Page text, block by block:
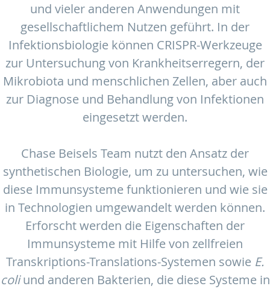
und vieler anderen Anwendungen mit
gesellschaftlichem Nutzen geführt. In der
Infektionsbiologie können CRISPR-Werkzeuge
zur Untersuchung von Krankheitserregern, der
Mikrobiota und menschlichen Zellen, aber auch
zur Diagnose und Behandlung von Infektionen
eingesetzt werden.
Chase Beisels Team nutzt den Ansatz der
synthetischen Biologie, um zu untersuchen, wie
diese Immunsysteme funktionieren und wie sie
in Technologien umgewandelt werden können.
Erforscht werden die Eigenschaften der
Immunsysteme mit Hilfe von zellfreien
Transkriptions-Translations-Systemen sowie E.
coliund anderen Bakterien, die diese Systeme in